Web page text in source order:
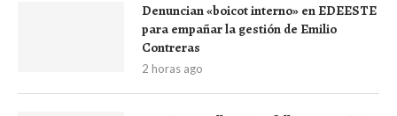
Denuncian «boicot interno» en EDEESTE
para empañar la gestión de Emilio
Contreras
2 horas ago